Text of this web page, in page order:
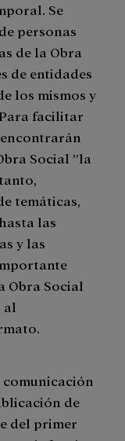
Se
personas
de la Obra
de entidades
los mismos y
facilitar
Social ”la
temáticas,
las
y las
Obra Social
al
comunicación
de
del primer